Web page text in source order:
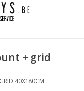
+ grid
40X180CM